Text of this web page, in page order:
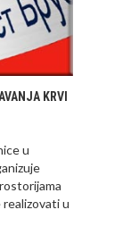
KRVI
u
u